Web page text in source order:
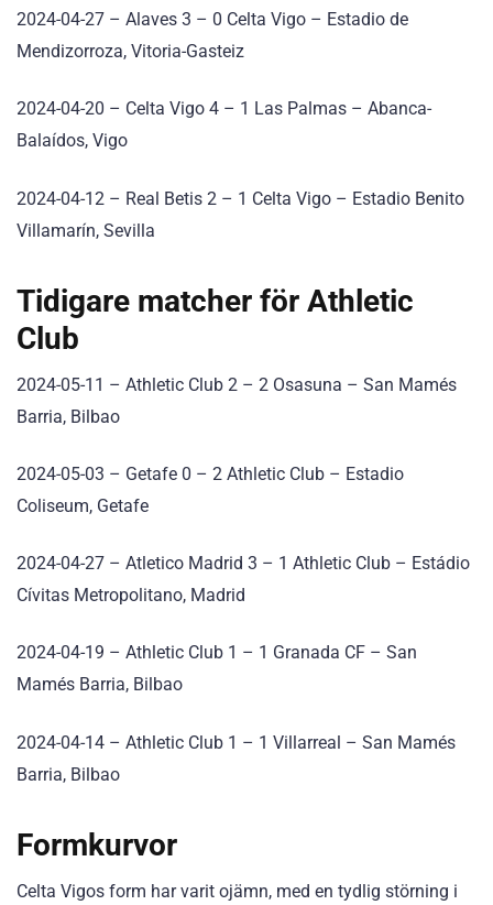
2024-04-27 – Alaves 3 – 0 Celta Vigo – Estadio de
Mendizorroza, Vitoria-Gasteiz
2024-04-20 – Celta Vigo 4 – 1 Las Palmas – Abanca-
Balaídos, Vigo
2024-04-12 – Real Betis 2 – 1 Celta Vigo – Estadio Benito
Villamarín, Sevilla
Tidigare matcher för Athletic
Club
2024-05-11 – Athletic Club 2 – 2 Osasuna – San Mamés
Barria, Bilbao
2024-05-03 – Getafe 0 – 2 Athletic Club – Estadio
Coliseum, Getafe
2024-04-27 – Atletico Madrid 3 – 1 Athletic Club – Estádio
Cívitas Metropolitano, Madrid
2024-04-19 – Athletic Club 1 – 1 Granada CF – San
Mamés Barria, Bilbao
2024-04-14 – Athletic Club 1 – 1 Villarreal – San Mamés
Barria, Bilbao
Formkurvor
Celta Vigos form har varit ojämn, med en tydlig störning i